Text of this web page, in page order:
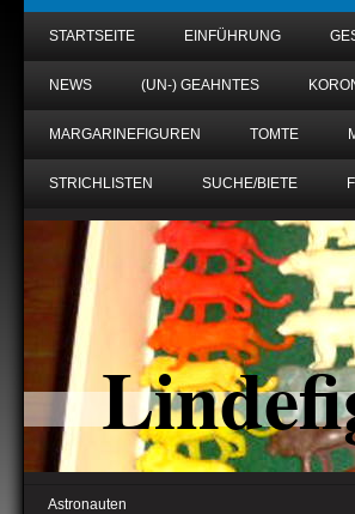
STARTSEITE EINFÜHRUNG
NEWS (UN-) GEAHNTES
MARGARINEFIGUREN TOMTE
STRICHLISTEN SUCHE/BIETE
Astronauten